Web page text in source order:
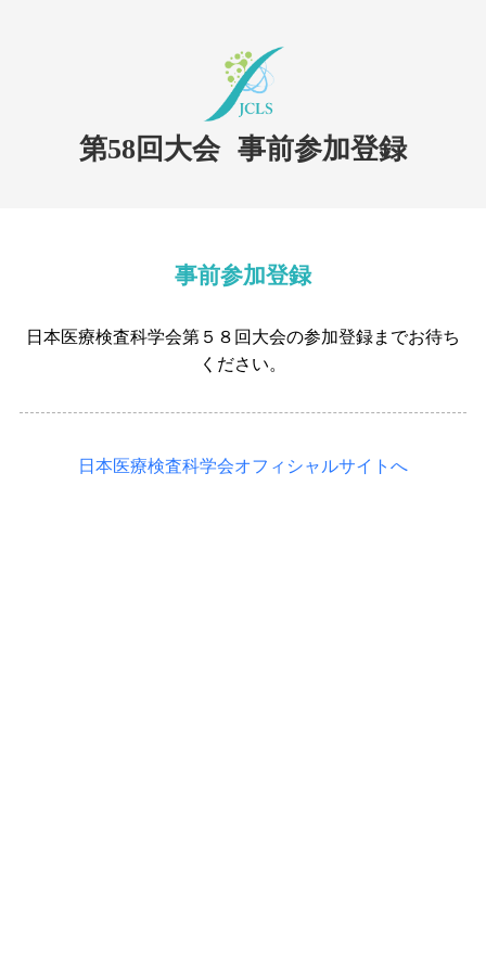
第58回大会 事前参加登録
事前参加登録
日本医療検査科学会第５８回大会の参加登録までお待ち
ください。
日本医療検査科学会オフィシャルサイトへ